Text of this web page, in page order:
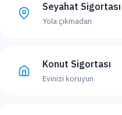
Seyahat Sigortası
Yola çıkmadan
Konut Sigortası
Evinizi koruyun